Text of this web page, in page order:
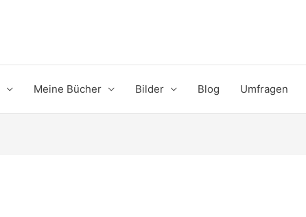
Meine Bücher Bilder Blog Umfragen